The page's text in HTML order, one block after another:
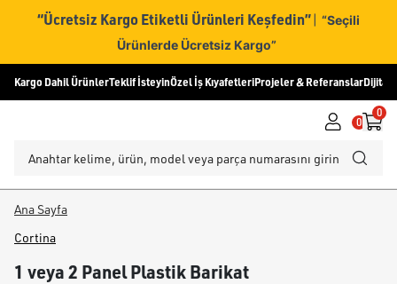
“Ücretsiz Kargo Etiketli Ürünleri Keşfedin” | “Seçili
Ürünlerde Ücretsiz Kargo”
Kargo Dahil ÜrünlerTeklif İsteyinÖzel İş KıyafetleriProjeler & ReferanslarDijital
0
0
Ana Sayfa
Cortina
1 veya 2 Panel Plastik Barikat